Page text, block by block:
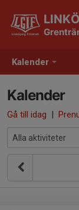
Kalender
Kalender
Gå till idag |